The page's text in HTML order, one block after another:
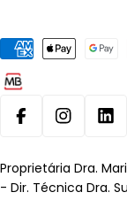
Métodos
pagamento
FacebookInstagram
Proprietária Dra.
- Dir. Técnica Dra.